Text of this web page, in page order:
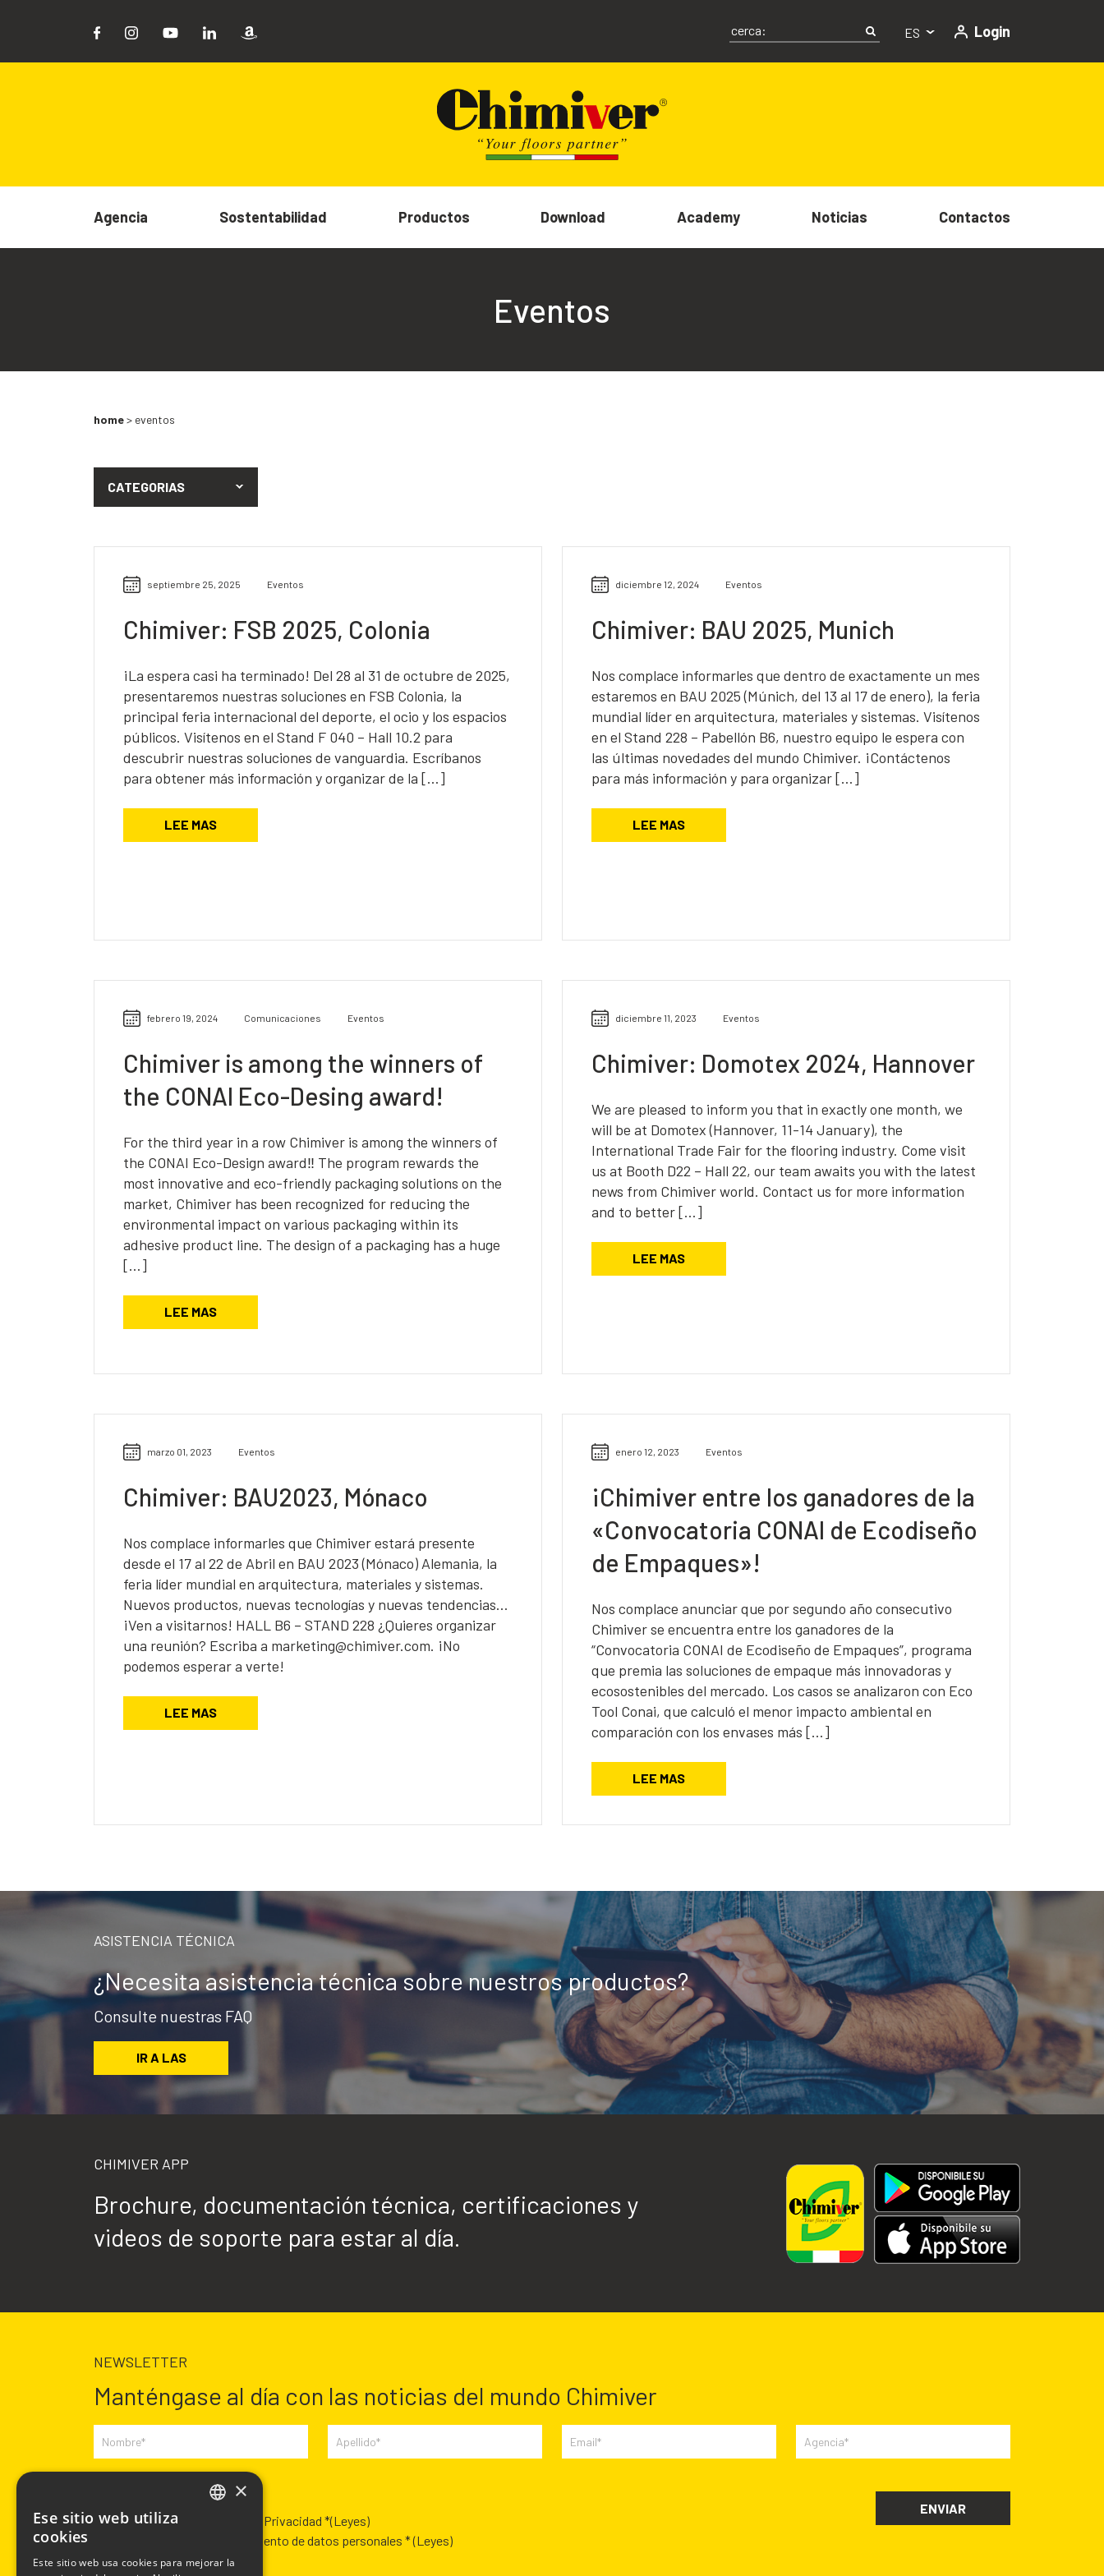
ES Login
Agencia Sostentabilidad Productos Download Academy Noticias Contactos
Eventos
home> eventos
CATEGORIAS
septiembre 25, 2025 Eventos
Chimiver: FSB 2025, Colonia
¡La espera casi ha terminado! Del 28 al 31 de octubre de 2025,
presentaremos nuestras soluciones en FSB Colonia, la
principal feria internacional del deporte, el ocio y los espacios
públicos. Visítenos en el Stand F 040 – Hall 10.2 para
descubrir nuestras soluciones de vanguardia. Escríbanos
para obtener más información y organizar de la […]
LEE MAS
diciembre 12, 2024 Eventos
Chimiver: BAU 2025, Munich
Nos complace informarles que dentro de exactamente un mes
estaremos en BAU 2025 (Múnich, del 13 al 17 de enero), la feria
mundial líder en arquitectura, materiales y sistemas. Visítenos
en el Stand 228 – Pabellón B6, nuestro equipo le espera con
las últimas novedades del mundo Chimiver. ¡Contáctenos
para más información y para organizar […]
LEE MAS
febrero 19, 2024 Comunicaciones Eventos
Chimiver is among the winners of
the CONAI Eco-Desing award!
For the third year in a row Chimiver is among the winners of
the CONAI Eco-Design award‼ The program rewards the
most innovative and eco-friendly packaging solutions on the
market, Chimiver has been recognized for reducing the
environmental impact on various packaging within its
adhesive product line. The design of a packaging has a huge
[…]
LEE MAS
diciembre 11, 2023 Eventos
Chimiver: Domotex 2024, Hannover
We are pleased to inform you that in exactly one month, we
will be at Domotex (Hannover, 11-14 January), the
International Trade Fair for the flooring industry. Come visit
us at Booth D22 – Hall 22, our team awaits you with the latest
news from Chimiver world. Contact us for more information
and to better […]
LEE MAS
marzo 01, 2023 Eventos
Chimiver: BAU2023, Mónaco
Nos complace informarles que Chimiver estará presente
desde el 17 al 22 de Abril en BAU 2023 (Mónaco) Alemania, la
feria líder mundial en arquitectura, materiales y sistemas.
Nuevos productos, nuevas tecnologías y nuevas tendencias…
¡Ven a visitarnos! HALL B6 – STAND 228 ¿Quieres organizar
una reunión? Escriba a marketing@chimiver.com. ¡No
podemos esperar a verte!
LEE MAS
enero 12, 2023 Eventos
¡Chimiver entre los ganadores de la
«Convocatoria CONAI de Ecodiseño
de Empaques»!
Nos complace anunciar que por segundo año consecutivo
Chimiver se encuentra entre los ganadores de la
“Convocatoria CONAI de Ecodiseño de Empaques”, programa
que premia las soluciones de empaque más innovadoras y
ecosostenibles del mercado. Los casos se analizaron con Eco
Tool Conai, que calculó el menor impacto ambiental en
comparación con los envases más […]
LEE MAS
ASISTENCIA TÉCNICA
¿Necesita asistencia técnica sobre nuestros productos?
Consulte nuestras FAQ
IR A LAS
CHIMIVER APP
Brochure, documentación técnica, certificaciones y
videos de soporte para estar al día.
NEWSLETTER
Manténgase al día con las noticias del mundo Chimiver
Habiendo leído la Política de Privacidad *(Leyes)
Autorización para el tratamiento de datos personales *(Leyes)
×
Ese sitio web utiliza
cookies
Este sitio web usa cookies para mejorar la